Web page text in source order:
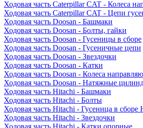
Ходовая часть Caterpillar CAT - Колеса
Ходовая часть Caterpillar CAT - Цепи
Ходовая часть Doosan - Башмаки
Ходовая часть Doosan - Болты, гайки
Ходовая часть Doosan - Гусеницы в сборе
Ходовая часть Doosan - Гусеничные цепи
Ходовая часть Doosan - Звездочки
Ходовая часть Doosan - Катки
Ходовая часть Doosan - Колеса
Ходовая часть Doosan - Натяжные
Ходовая часть Hitachi - Башмаки
Ходовая часть Hitachi - Болты
Ходовая часть Hitachi - Гусеница в сборе
Ходовая часть Hitachi - Звездочки
Ходовая часть Hitachi - Катки опорные